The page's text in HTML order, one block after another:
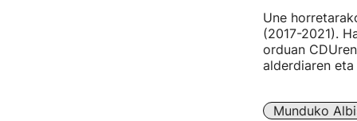
Une
(2017-2021).
orduan
alderdiaren
Munduko